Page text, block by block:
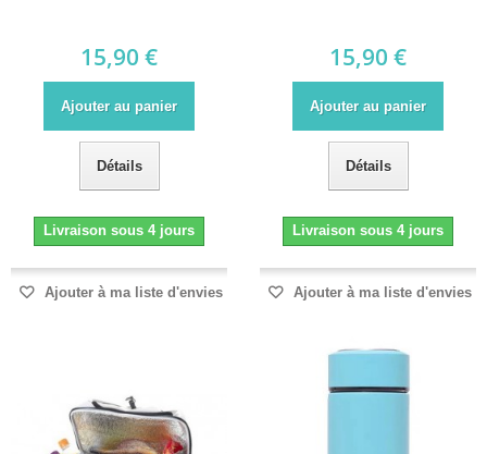
15,90 €
Ajouter au panier
Détails
Livraison sous 4 jours
Ajouter à ma liste d'envies
15,90 €
Ajouter au panier
Détails
Livraison sous 4 jours
Ajouter à ma liste d'envies